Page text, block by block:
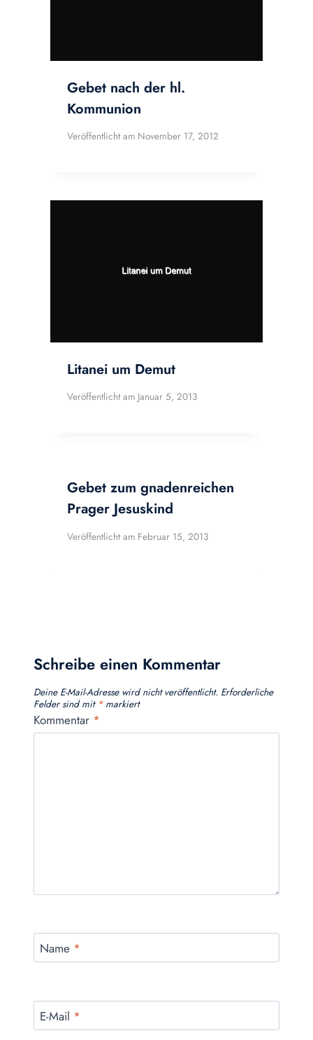
Gebet nach der hl.
Kommunion
Veröffentlicht am November 17, 2012
Litanei um Demut
Veröffentlicht am Januar 5, 2013
Gebet zum gnadenreichen
Prager Jesuskind
Veröffentlicht am Februar 15, 2013
Schreibe einen Kommentar
Deine E-Mail-Adresse wird nicht veröffentlicht. Erforderliche
Felder sind mit *markiert
Kommentar *
Name *
E-Mail *